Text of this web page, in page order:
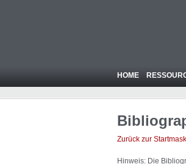
HOME
Zurück zur
Hinweis: Die